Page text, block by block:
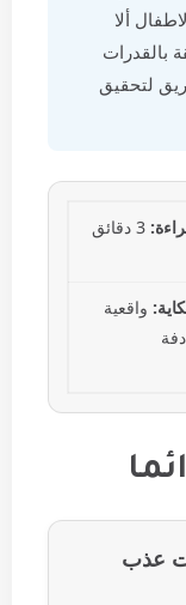
ألا
بالقدرات
لتحقيق
واقعية
عذب